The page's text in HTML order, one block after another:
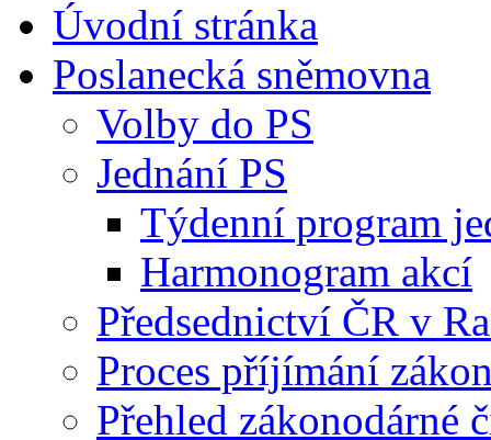
Úvodní stránka
Poslanecká sněmovna
Volby do PS
Jednání PS
Týdenní program
Harmonogram akcí
Předsednictví ČR v
Proces příjímání
Přehled zákonodárné